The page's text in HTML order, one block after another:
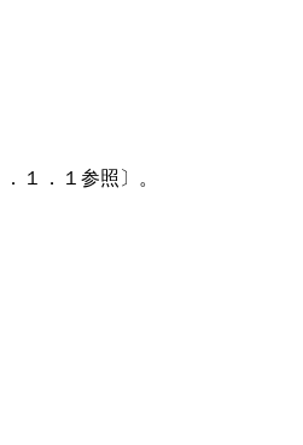
１．１参照〕。